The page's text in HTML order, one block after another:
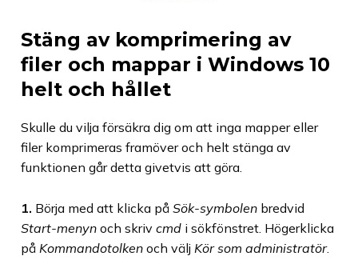
Stäng av komprimering av
filer och mappar i Windows 10
helt och hållet
Skulle du vilja försäkra dig om att inga mapper eller
filer komprimeras framöver och helt stänga av
funktionen går detta givetvis att göra.
1. Börja med att klicka på Sök-symbolen bredvid
Start-menyn och skriv cmd i sökfönstret. Högerklicka
på Kommandotolken och välj Kör som administratör.